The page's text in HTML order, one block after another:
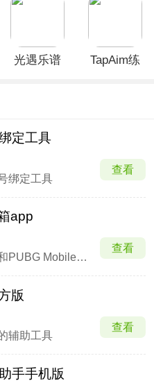
光遇乐谱
TapAim练
定工具
绑定工具
查看
app
专门为和平精英和PUBG Mobile游戏玩家开发的画质助手
查看
版
辅助工具
查看
手手机版